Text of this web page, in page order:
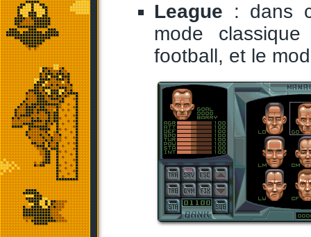
League : dans
mode
football, et le